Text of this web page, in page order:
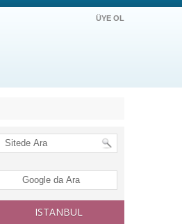
ÜYE OL
ISTANBUL